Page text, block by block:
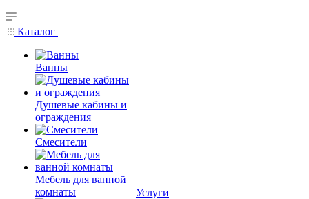
Каталог
Ванны
Душевые кабины и
ограждения
Смесители
Мебель для ванной
комнаты
Услуги